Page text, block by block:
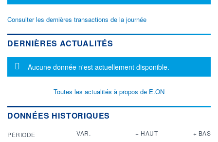
Consulter les dernières transactions de la journée
DERNIÈRES ACTUALITÉS
Message d'information
Aucune donnée n'est actuellement disponible.
Toutes les actualités à propos de E.ON
DONNÉES HISTORIQUES
PÉRIODE VAR. + HAUT + BAS